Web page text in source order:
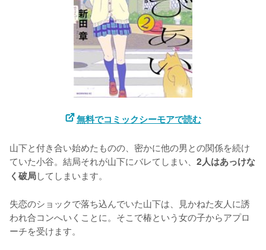
無料でコミックシーモアで読む
山下と付き合い始めたものの、密かに他の男との関係を続け
ていた小谷。結局それが山下にバレてしまい、 2人はあっけな
く破局してしまいます。
失恋のショックで落ち込んでいた山下は、見かねた友人に誘
われ合コンへいくことに。そこで椿という女の子からアプロ
ーチを受けます。